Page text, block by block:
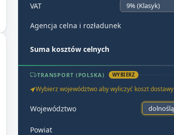
VAT
Agencja celna i rozładunek
Suma kosztów celnych
TRANSPORT (POLSKA) WYBIERZ
Wybierz województwo aby wyliczyć koszt dostawy
Województwo
Powiat